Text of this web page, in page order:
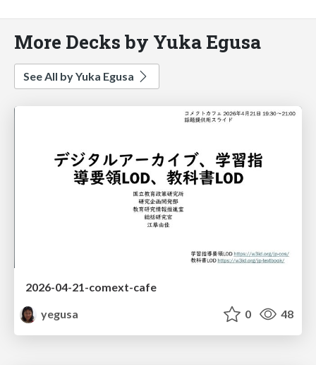
More Decks by Yuka Egusa
See All by Yuka Egusa
2026-04-21-comext-cafe
yegusa
0 48